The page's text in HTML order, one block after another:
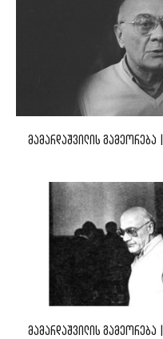
ᲛᲐᲛᲐᲠᲓᲐᲨᲕᲘᲚᲘᲡ ᲒᲐᲛᲔᲝᲠᲔᲑᲐ
ᲛᲐᲛᲐᲠᲓᲐᲨᲕᲘᲚᲘᲡ ᲒᲐᲛᲔᲝᲠᲔᲑᲐ